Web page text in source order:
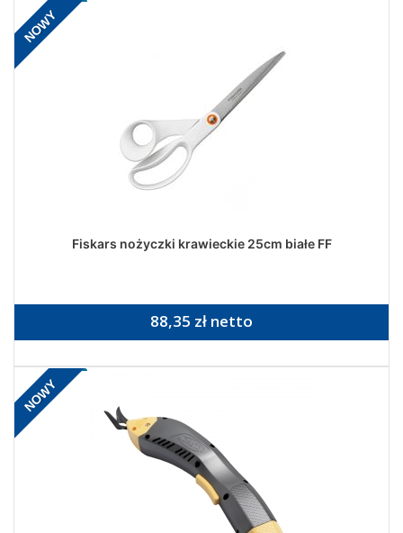
NOWY
Fiskars nożyczki krawieckie 25cm białe FF
88,35 zł netto
NOWY